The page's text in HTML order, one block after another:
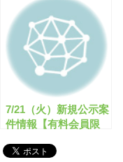
こちら！【有料会員限
定】
7/21（火）新規公示案
件情報【有料会員限